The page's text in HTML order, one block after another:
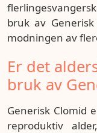
bruk av
modningen av
Er det
bruk av
Generisk Clomid
reproduktiv